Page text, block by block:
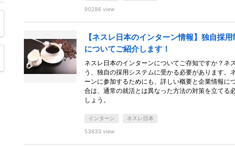
90286 view
【ネスレ日本のインターン情報】独自採
についてご紹介します！
ネスレ日本のインターンについてご存知ですか？
う、独自の採用システムに受かる必要があります。
ーンに参加するためにも、詳しい概要と企業情報
合は、通常の就活とは異なった方法の対策を立てる
しょう。
インターン
ネスレ日本
53833 view